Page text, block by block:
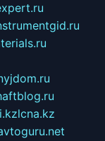
lcna.kz